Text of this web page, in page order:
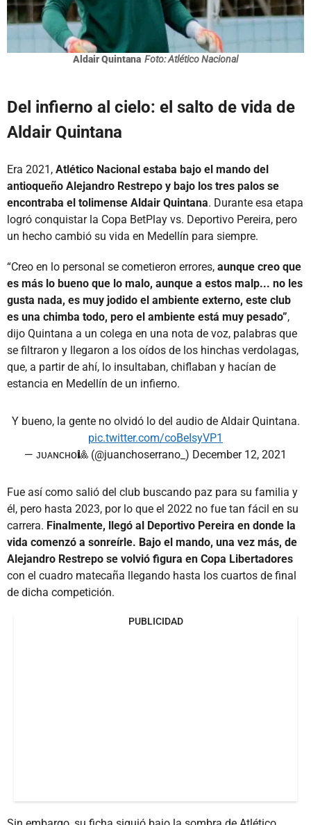
Aldair Quintana Foto: Atlético Nacional
Del infierno al cielo: el salto de vida de
Aldair Quintana
Era 2021, Atlético Nacional estaba bajo el mando del
antioqueño Alejandro Restrepo y bajo los tres palos se
encontraba el tolimense Aldair Quintana. Durante esa etapa
logró conquistar la Copa BetPlay vs. Deportivo Pereira, pero
un hecho cambió su vida en Medellín para siempre.
“Creo en lo personal se cometieron errores, aunque creo que
es más lo bueno que lo malo, aunque a estos malp... no les
gusta nada, es muy jodido el ambiente externo, este club
es una chimba todo, pero el ambiente está muy pesado”,
dijo Quintana a un colega en una nota de voz, palabras que
se filtraron y llegaron a los oídos de los hinchas verdolagas,
que, a partir de ahí, lo insultaban, chiflaban y hacían de
estancia en Medellín de un infierno.
Y bueno, la gente no olvidó lo del audio de Aldair Quintana.
pic.twitter.com/coBeIsyVP1
— ᴊᴜᴀɴᴄʜᴏ🎱 (@juanchoserrano_) December 12, 2021
Fue así como salió del club buscando paz para su familia y
él, pero hasta 2023, por lo que el 2022 no fue tan fácil en su
carrera. Finalmente, llegó al Deportivo Pereira en donde la
vida comenzó a sonreírle. Bajo el mando, una vez más, de
Alejandro Restrepo se volvió figura en Copa Libertadores
con el cuadro matecaña llegando hasta los cuartos de final
de dicha competición.
PUBLICIDAD